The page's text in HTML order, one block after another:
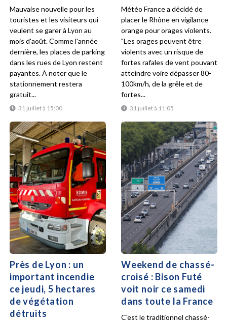
31 juillet à 15:00
Mauvaise nouvelle pour les
touristes et les visiteurs qui
veulent se garer à Lyon au
mois d'août. Comme l'année
dernière, les places de parking
dans les rues de Lyon restent
payantes. À noter que le
stationnement restera
gratuit...
31 juillet à 11:05
Météo France a décidé de
placer le Rhône en vigilance
orange pour orages violents.
"Les orages peuvent être
violents avec un risque de
fortes rafales de vent pouvant
atteindre voire dépasser 80-
100km/h, de la grêle et de
fortes...
Près de Lyon : un
important incendie
ce jeudi, 5 hectares
de végétation
détruits
Weekend de chassé-
croisé : Bison Futé
voit noir ce samedi
dans toute la France
C'est le traditionnel chassé-